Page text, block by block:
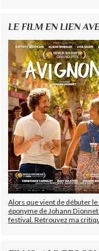
LE FILM EN LIEN
Alors que vient de débuter
éponyme de Johann
festival. Retrouvez ma